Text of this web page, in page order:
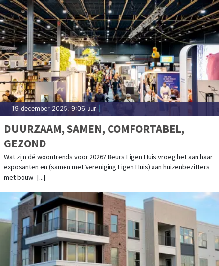
19 december 2025, 9:06 uur
DUURZAAM, SAMEN, COMFORTABEL,
GEZOND
Wat zijn dé woontrends voor 2026? Beurs Eigen Huis vroeg het aan haar
exposanten en (samen met Vereniging Eigen Huis) aan huizenbezitters
met bouw- [...]